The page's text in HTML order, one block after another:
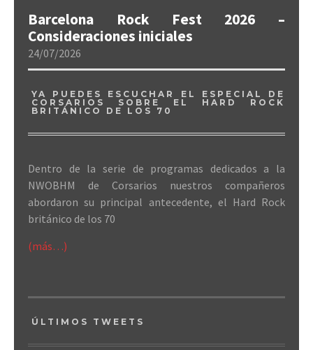
Barcelona Rock Fest 2026 –
Consideraciones iniciales
24/07/2026
YA PUEDES ESCUCHAR EL ESPECIAL DE
CORSARIOS SOBRE EL HARD ROCK
BRITÁNICO DE LOS 70
Dentro de la serie de programas dedicados a la
NWOBHM de Corsarios nuestros compañeros
abordaron su principal antecedente, el Hard Rock
británico de los 70
(más…)
ÚLTIMOS TWEETS